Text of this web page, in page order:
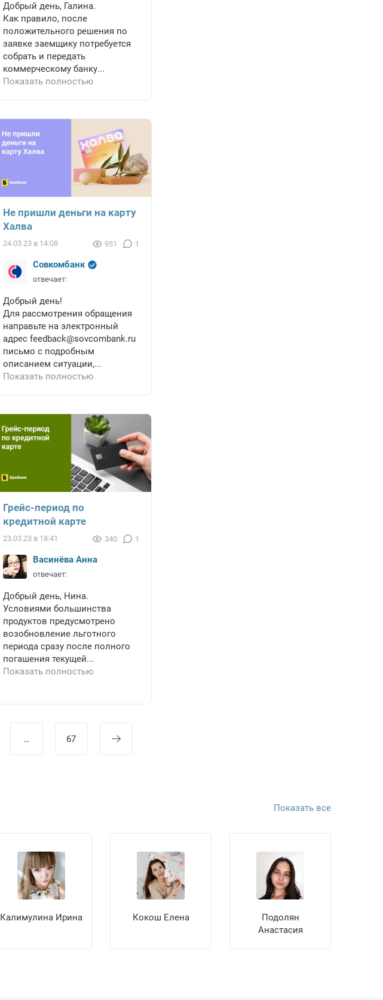
Добрый день, Галина.
Как правило, после
положительного решения по
заявке заемщику потребуется
собрать и передать
коммерческому банку...
Показать полностью
Не пришли деньги на карту
Халва
24.03.23 в 14:08 951 1
Совкомбанк
отвечает:
Добрый день!
Для рассмотрения обращения
направьте на электронный
адрес feedback@sovcombank.ru
письмо с подробным
описанием ситуации,...
Показать полностью
Грейс-период по
кредитной карте
23.03.23 в 18:41 340 1
Васинёва Анна
отвечает:
Добрый день, Нина.
Условиями большинства
продуктов предусмотрено
возобновление льготного
периода сразу после полного
погашения текущей...
Показать полностью
… 67
Показать все
Калимулина Ирина Кокош Елена
Подолян
Анастасия